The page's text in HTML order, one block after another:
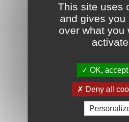
This site uses
and gives you
over what you
activate
OK, accept
Deny all